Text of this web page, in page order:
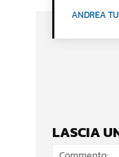
ANDREA
LASCIA